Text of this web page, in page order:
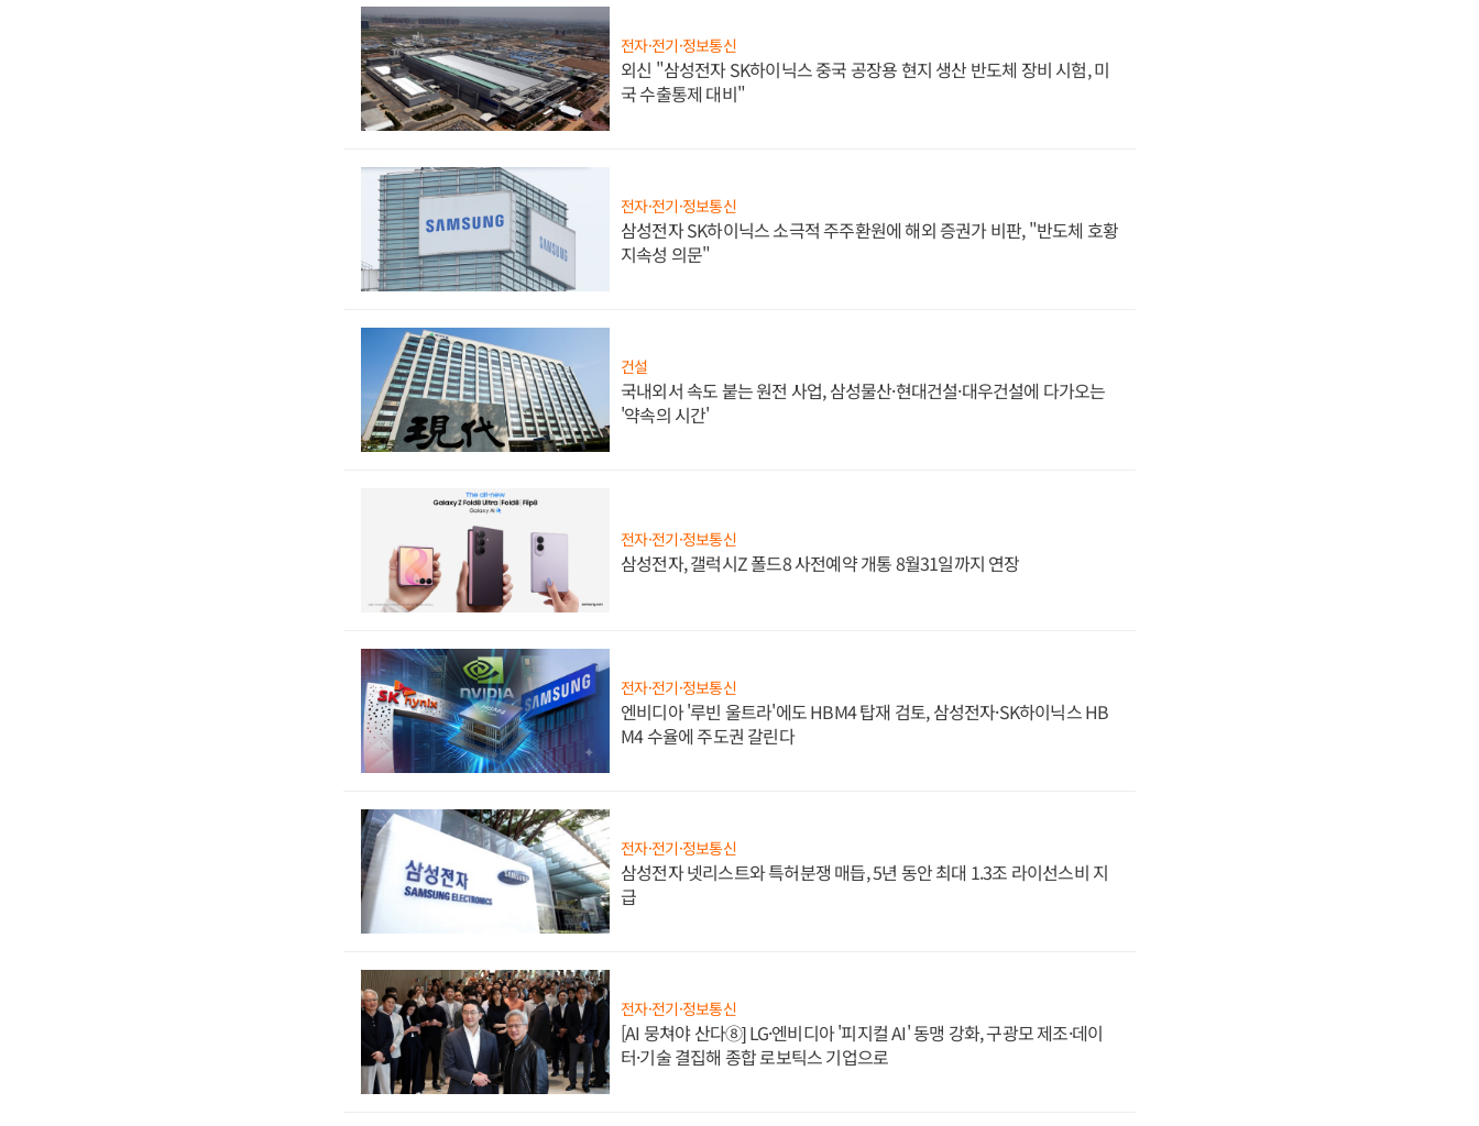
전자·전기·정보통신
외신 "삼성전자 SK하이닉스 중국 공장용 현지 생산 반도체 장비 시험, 미
국 수출통제 대비"
전자·전기·정보통신
삼성전자 SK하이닉스 소극적 주주환원에 해외 증권가 비판, "반도체 호황
지속성 의문"
건설
국내외서 속도 붙는 원전 사업, 삼성물산·현대건설·대우건설에 다가오는
'약속의 시간'
전자·전기·정보통신
삼성전자, 갤럭시Z 폴드8 사전예약 개통 8월31일까지 연장
전자·전기·정보통신
엔비디아 '루빈 울트라'에도 HBM4 탑재 검토, 삼성전자·SK하이닉스 HB
M4 수율에 주도권 갈린다
전자·전기·정보통신
삼성전자 넷리스트와 특허분쟁 매듭, 5년 동안 최대 1.3조 라이선스비 지
급
전자·전기·정보통신
[AI 뭉쳐야 산다⑧] LG·엔비디아 '피지컬 AI' 동맹 강화, 구광모 제조·데이
터·기술 결집해 종합 로보틱스 기업으로